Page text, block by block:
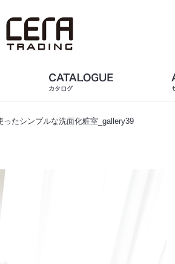
たシンプルな洗面化粧室_gallery39